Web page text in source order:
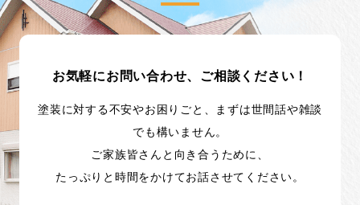
お気軽にお問い合わせ、ご相談ください！
塗装に対する不安やお困りごと、まずは世間話や雑談
でも構いません。
ご家族皆さんと向き合うために、
たっぷりと時間をかけてお話させてください。